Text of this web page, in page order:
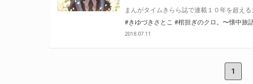
#きゆづきさとこ #棺担ぎのクロ。〜懐中旅
2018.07.11
1